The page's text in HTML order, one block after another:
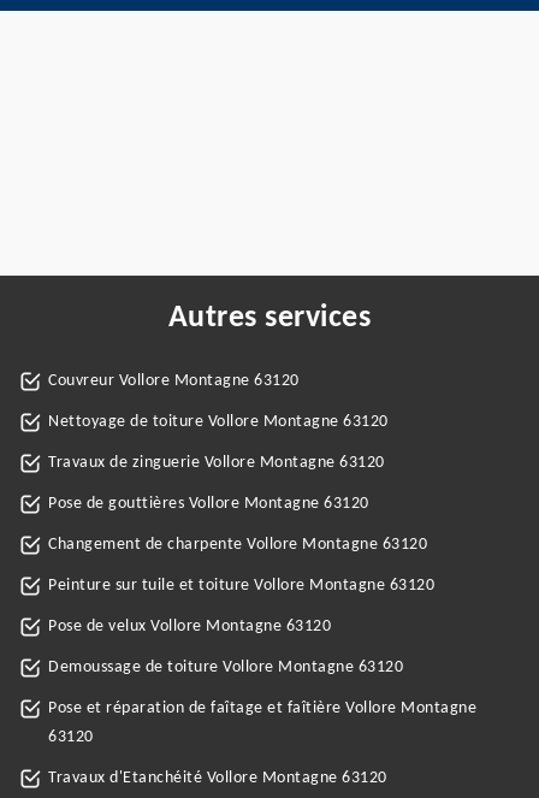
Autres services
Couvreur Vollore Montagne 63120
Nettoyage de toiture Vollore Montagne 63120
Travaux de zinguerie Vollore Montagne 63120
Pose de gouttières Vollore Montagne 63120
Changement de charpente Vollore Montagne 63120
Peinture sur tuile et toiture Vollore Montagne 63120
Pose de velux Vollore Montagne 63120
Demoussage de toiture Vollore Montagne 63120
Pose et réparation de faîtage et faîtière Vollore Montagne
63120
Travaux d'Etanchéité Vollore Montagne 63120